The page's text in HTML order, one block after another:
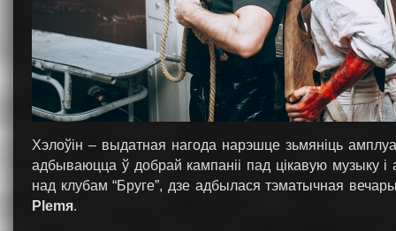
Хэлоўін – выдатная нагода нарэшце зьмяніць
адбываюцца ў добрай кампаніі пад цікавую музыку і
над клубам “Бруге”, дзе адбылася тэматычная
Plemя.